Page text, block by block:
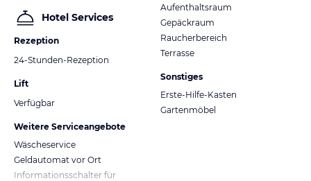
Hotel Services
Rezeption
24-Stunden-Rezeption
Lift
Verfügbar
Weitere Serviceangebote
Wäscheservice
Geldautomat vor Ort
Informationsschalter für
Aufenthaltsraum
Gepäckraum
Raucherbereich
Terrasse
Sonstiges
Erste-Hilfe-Kasten
Gartenmöbel